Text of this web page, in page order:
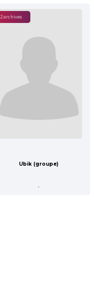
2 archives
Ubik (groupe)
-